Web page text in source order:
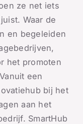
ze net iets
Waar de
en begeleiden
het promoten
een
bij het
aan het
SmartHub